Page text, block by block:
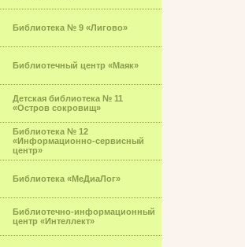
Библиотека № 9 «Лигово»
Библиотечный центр «Маяк»
Детская библиотека № 11
«Остров сокровищ»
Библиотека № 12
«Информационно-сервисный
центр»
Библиотека «МеДиаЛог»
Библиотечно-информационный
центр «Интеллект»